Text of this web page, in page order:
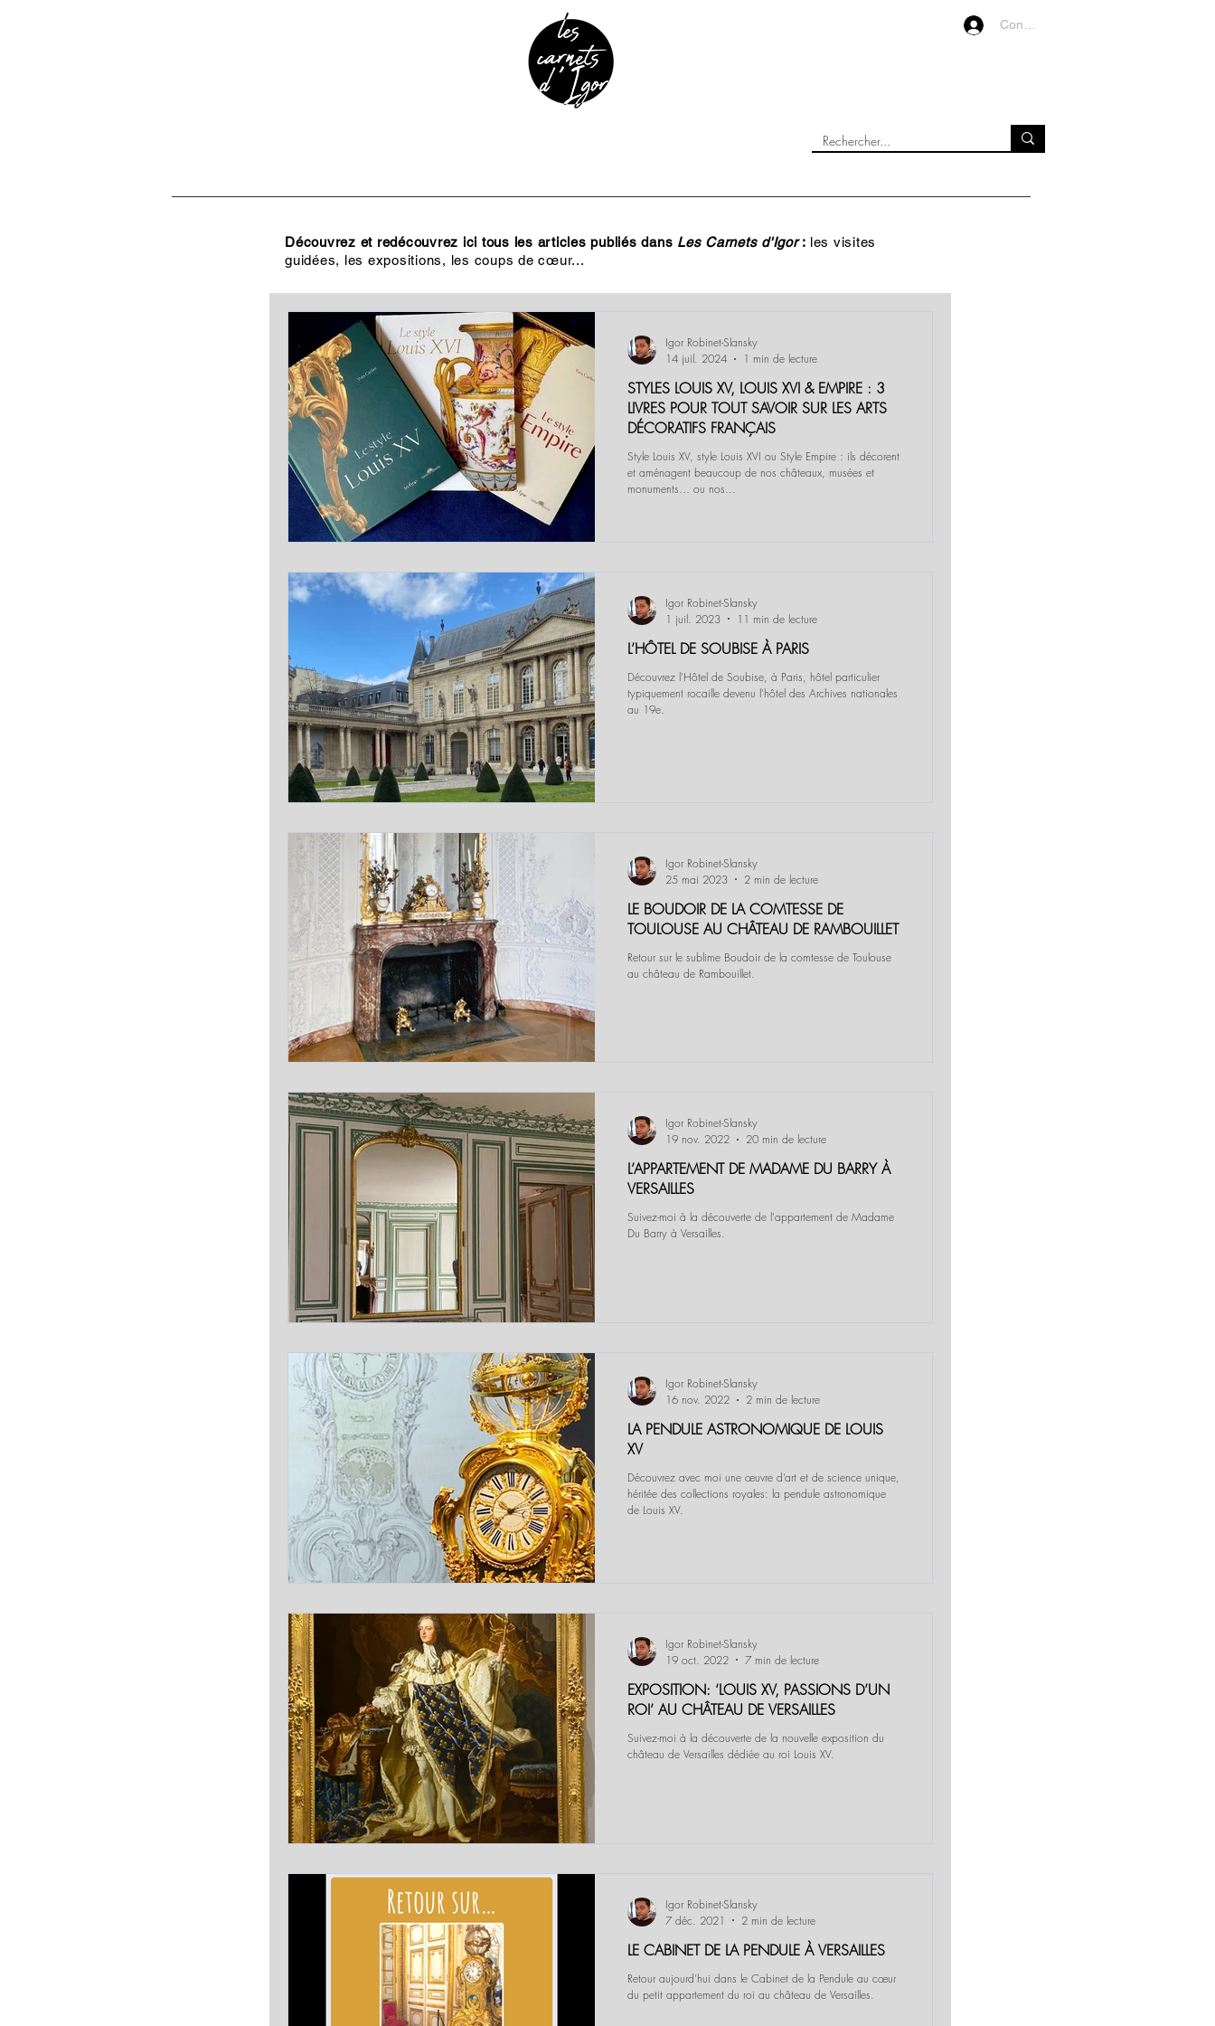
Connexion
Découvrez et redécouvrez ici tous les articles publiés dans Les Carnets d'Igor: les visites
guidées, les expositions, les coups de cœur...
STYLES LOUIS XV, LOUIS XVI & EMPIRE : 3
LIVRES POUR TOUT SAVOIR SUR LES ARTS
DÉCORATIFS FRANÇAIS
Style Louis XV, style Louis XVI ou Style Empire : ils décorent
et aménagent beaucoup de nos châteaux, musées et
monuments… ou nos...
Igor Robinet-Slansky
14 juil. 2024
1 min de lecture
L’HÔTEL DE SOUBISE À PARIS
Découvrez l'Hôtel de Soubise, à Paris, hôtel particulier
typiquement rocaille devenu l'hôtel des Archives nationales
au 19e.
Igor Robinet-Slansky
1 juil. 2023
11 min de lecture
LE BOUDOIR DE LA COMTESSE DE
TOULOUSE AU CHÂTEAU DE RAMBOUILLET
Retour sur le sublime Boudoir de la comtesse de Toulouse
au château de Rambouillet.
Igor Robinet-Slansky
25 mai 2023
2 min de lecture
L’APPARTEMENT DE MADAME DU BARRY À
VERSAILLES
Suivez-moi à la découverte de l'appartement de Madame
Du Barry à Versailles.
Igor Robinet-Slansky
19 nov. 2022
20 min de lecture
LA PENDULE ASTRONOMIQUE DE LOUIS
XV
Découvrez avec moi une œuvre d’art et de science unique,
héritée des collections royales: la pendule astronomique
de Louis XV.
Igor Robinet-Slansky
16 nov. 2022
2 min de lecture
EXPOSITION: ‘LOUIS XV, PASSIONS D’UN
ROI’ AU CHÂTEAU DE VERSAILLES
Suivez-moi à la découverte de la nouvelle exposition du
château de Versailles dédiée au roi Louis XV.
Igor Robinet-Slansky
19 oct. 2022
7 min de lecture
LE CABINET DE LA PENDULE À VERSAILLES
Retour aujourd’hui dans le Cabinet de la Pendule au cœur
du petit appartement du roi au château de Versailles.
Igor Robinet-Slansky
7 déc. 2021
2 min de lecture